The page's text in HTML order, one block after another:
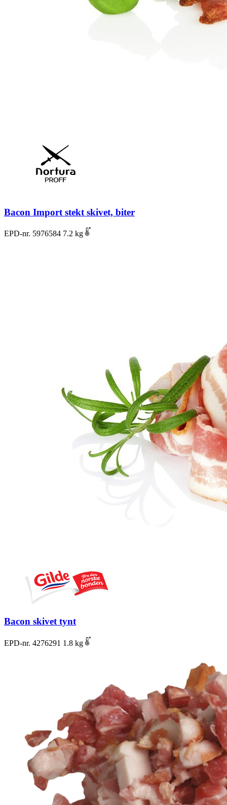
Bacon Import stekt skivet, biter
EPD-nr. 5976584 7.2 kg
Bacon skivet tynt
EPD-nr. 4276291 1.8 kg